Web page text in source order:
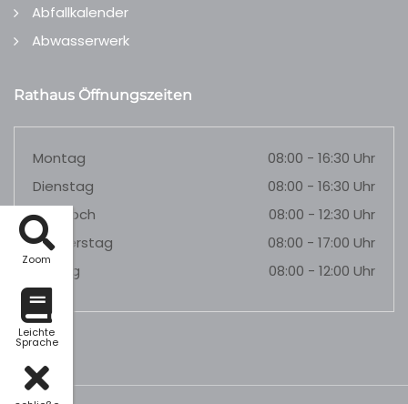
Zoom
Leichte
Sprache
Abfallkalender
Abwasserwerk
Rathaus Öffnungszeiten
Montag
08:00 - 16:30 Uhr
Dienstag
08:00 - 16:30 Uhr
Mittwoch
08:00 - 12:30 Uhr
Donnerstag
08:00 - 17:00 Uhr
Freitag
08:00 - 12:00 Uhr